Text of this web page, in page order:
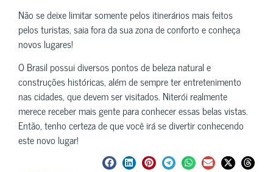
Não se deixe limitar somente pelos itinerários mais feitos
pelos turistas, saia fora da sua zona de conforto e conheça
novos lugares!
O Brasil possui diversos pontos de beleza natural e
construções históricas, além de sempre ter entretenimento
nas cidades, que devem ser visitados. Niterói realmente
merece receber mais gente para conhecer essas belas vistas.
Então, tenho certeza de que você irá se divertir conhecendo
este novo lugar!